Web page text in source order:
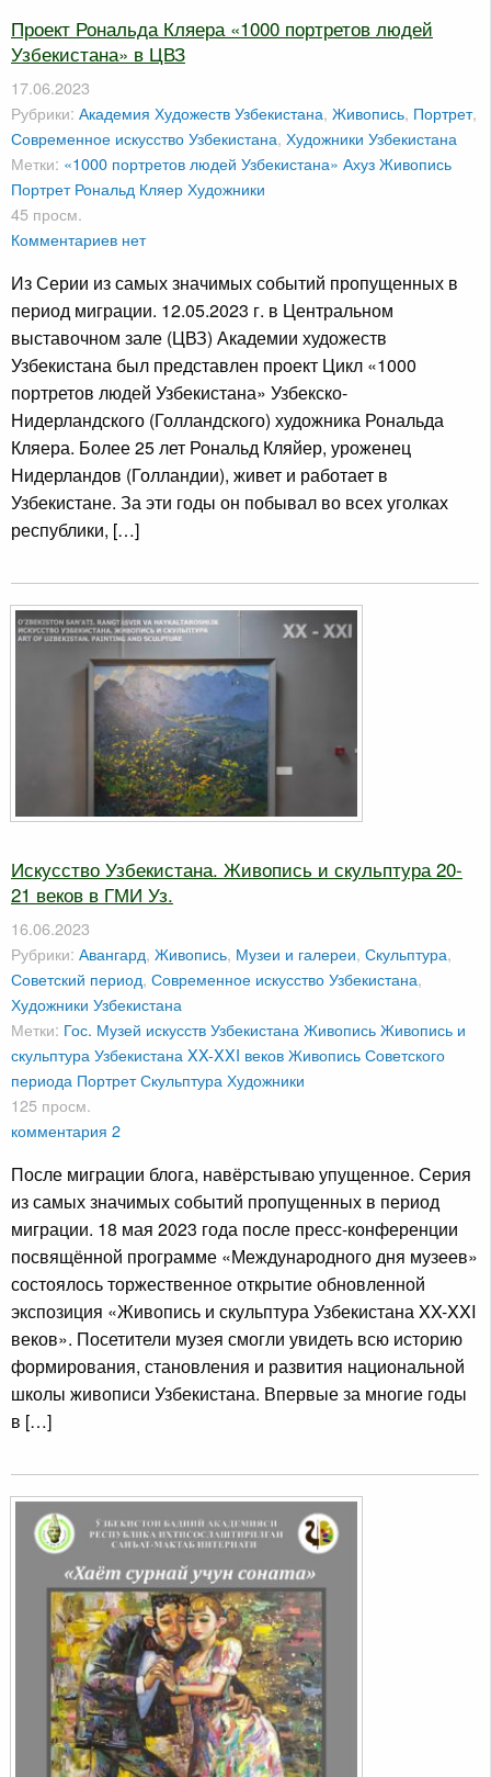
Проект Рональда Кляера «1000 портретов людей
Узбекистана» в ЦВЗ
17.06.2023
Рубрики: Академия Художеств Узбекистана, Живопись, Портрет,
Современное искусство Узбекистана, Художники Узбекистана
Метки: «1000 портретов людей Узбекистана» АхузЖивопись
Портрет Рональд КляерХудожники
45 просм.
Комментариев нет
Из Серии из самых значимых событий пропущенных в
период миграции. 12.05.2023 г. в Центральном
выставочном зале (ЦВЗ) Академии художеств
Узбекистана был представлен проект Цикл «1000
портретов людей Узбекистана» Узбекско-
Нидерландского (Голландского) художника Рональда
Кляера. Более 25 лет Рональд Кляйер, уроженец
Нидерландов (Голландии), живет и работает в
Узбекистане. За эти годы он побывал во всех уголках
республики, […]
Искусство Узбекистана. Живопись и скульптура 20-
21 веков в ГМИ Уз.
16.06.2023
Рубрики: Авангард, Живопись, Музеи и галереи, Скульптура,
Советский период, Современное искусство Узбекистана,
Художники Узбекистана
Метки: Гос. Музей искусств Узбекистана ЖивописьЖивопись и
скульптура Узбекистана XX-XXI вековЖивопись Советского
периода ПортретСкульптура Художники
125 просм.
комментария 2
После миграции блога, навёрстываю упущенное. Серия
из самых значимых событий пропущенных в период
миграции. 18 мая 2023 года после пресс-конференции
посвящённой программе «Международного дня музеев»
состоялось торжественное открытие обновленной
экспозиция «Живопись и скульптура Узбекистана XX-XXI
веков». Посетители музея смогли увидеть всю историю
формирования, становления и развития национальной
школы живописи Узбекистана. Впервые за многие годы
в […]